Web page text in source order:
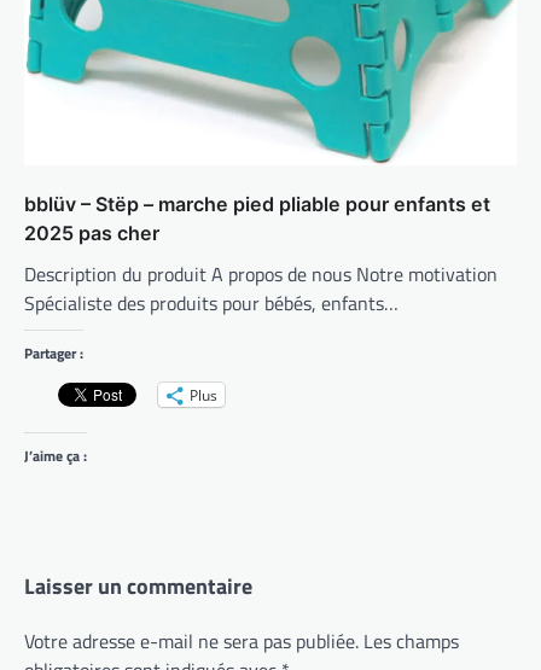
bblüv – Stëp – marche pied pliable pour enfants et
2025 pas cher
Description du produit A propos de nous Notre motivation
Spécialiste des produits pour bébés, enfants…
Partager :
Plus
J’aime ça :
Laisser un commentaire
Votre adresse e-mail ne sera pas publiée. Les champs